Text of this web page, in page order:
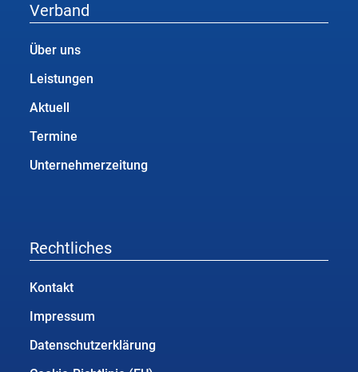
Verband
Über uns
Leistungen
Aktuell
Termine
Unternehmerzeitung
Rechtliches
Kontakt
Impressum
Datenschutzerklärung